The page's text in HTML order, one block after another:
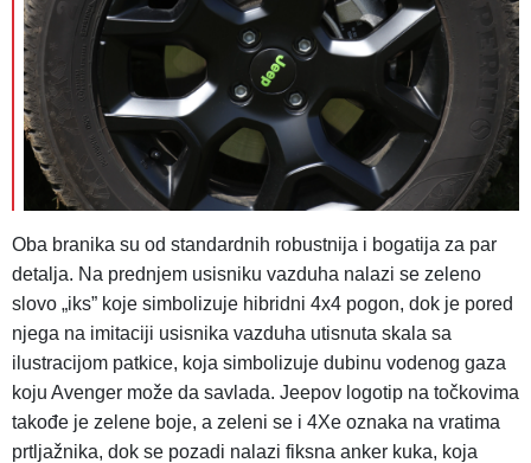
Oba branika su od standardnih robustnija i bogatija za par
detalja. Na prednjem usisniku vazduha nalazi se zeleno
slovo „iks” koje simbolizuje hibridni 4x4 pogon, dok je pored
njega na imitaciji usisnika vazduha utisnuta skala sa
ilustracijom patkice, koja simbolizuje dubinu vodenog gaza
koju Avenger može da savlada. Jeepov logotip na točkovima
takođe je zelene boje, a zeleni se i 4Xe oznaka na vratima
prtljažnika, dok se pozadi nalazi fiksna anker kuka, koja